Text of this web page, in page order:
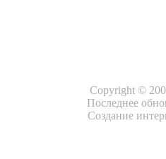
Copyright ©
Последнее
Создание